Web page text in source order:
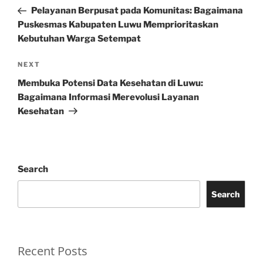
PostPelayanan Berpusat pada Komunitas: Bagaimana
Puskesmas Kabupaten Luwu Memprioritaskan
Kebutuhan Warga Setempat
Next
Post
NEXT
Membuka Potensi Data Kesehatan di Luwu:
Bagaimana Informasi Merevolusi Layanan
Kesehatan
Search
Search
Recent Posts